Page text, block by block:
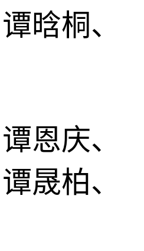
晗桐、
恩庆、
晟柏、